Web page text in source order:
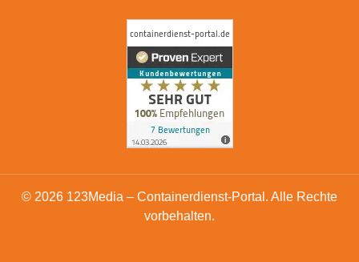
© 2026 123Media – Containerdienst-Portal. Alle Rechte
vorbehalten.